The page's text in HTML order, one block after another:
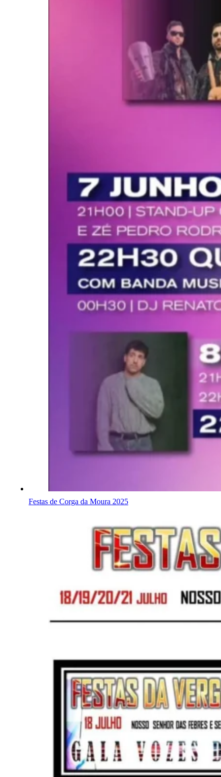
Festas de Corga da Moura 2025